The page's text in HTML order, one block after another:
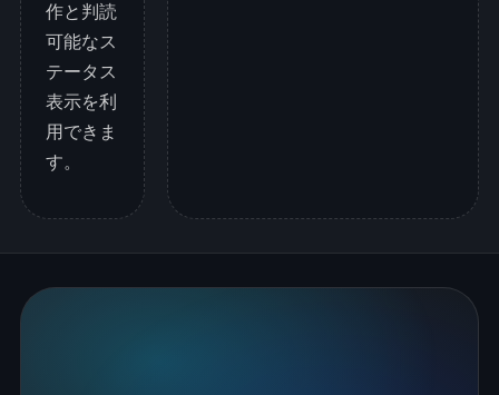
作と判読
可能なス
テータス
表示を利
用できま
す。